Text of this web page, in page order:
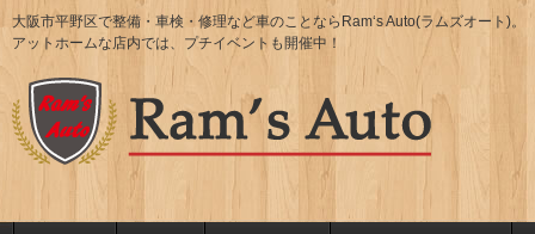
大阪市平野区で整備・車検・修理など車のことならRam‘s Auto(ラムズオート)。
アットホームな店内では、プチイベントも開催中！